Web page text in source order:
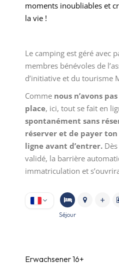
moments inoubliables et
la vie !
Le camping est géré avec
membres bénévoles de
d’initiative et du tourisme
Comme nous n’avons
place, ici, tout se fait en
spontanément sans
réserver et de payer
ligne avant d’entrer.
validé, la barrière
immatriculation et
Séjour
Erwachsener 16+